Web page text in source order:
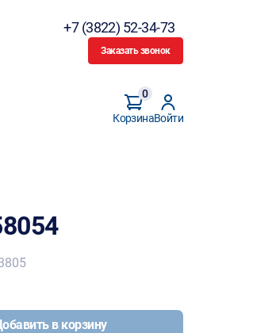
+7 (3822) 52-34-73
Заказать звонок
Корзина
0
Войти
в корзину